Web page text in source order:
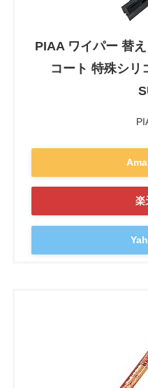
PIAA ワイパー 替
コート 特殊シリ
楽